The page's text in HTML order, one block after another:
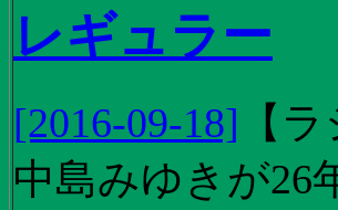
レギュラー
[2016-09-18] 【 ラ
中島みゆきが26